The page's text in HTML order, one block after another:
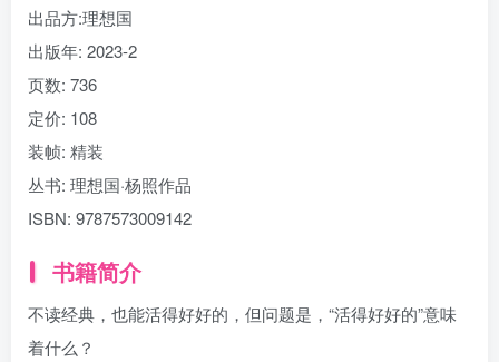
出品方:理想国
出版年: 2023-2
页数: 736
定价: 108
装帧: 精装
丛书: 理想国·杨照作品
ISBN: 9787573009142
书籍简介
不读经典，也能活得好好的，但问题是，“活得好好的”意味
着什么？